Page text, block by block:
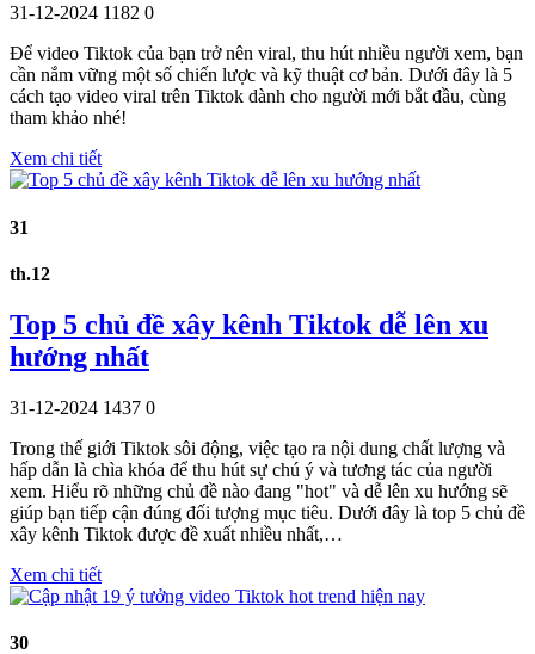
31-12-2024 1182 0
Để video Tiktok của bạn trở nên viral, thu hút nhiều người xem, bạn
cần nắm vững một số chiến lược và kỹ thuật cơ bản. Dưới đây là 5
cách tạo video viral trên Tiktok dành cho người mới bắt đầu, cùng
tham khảo nhé!
Xem chi tiết
31
th.12
Top 5 chủ đề xây kênh Tiktok dễ lên xu
hướng nhất
31-12-2024 1437 0
Trong thế giới Tiktok sôi động, việc tạo ra nội dung chất lượng và
hấp dẫn là chìa khóa để thu hút sự chú ý và tương tác của người
xem. Hiểu rõ những chủ đề nào đang "hot" và dễ lên xu hướng sẽ
giúp bạn tiếp cận đúng đối tượng mục tiêu. Dưới đây là top 5 chủ đề
xây kênh Tiktok được đề xuất nhiều nhất,…
Xem chi tiết
30